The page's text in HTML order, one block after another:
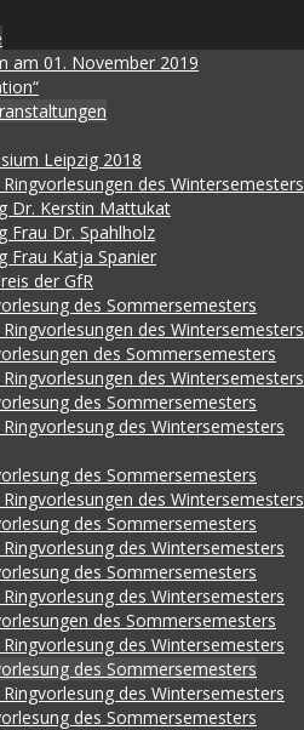
am 01. November 2019
Leipzig 2018
des Wintersemesters
Dr. Kerstin Mattukat
Frau Dr. Spahlholz
Frau Katja Spanier
der GfR
des Sommersemesters
des Wintersemesters
des Sommersemesters
des Wintersemesters
des Sommersemesters
des Wintersemesters
des Sommersemesters
des Wintersemesters
des Sommersemesters
des Wintersemesters
des Sommersemesters
des Wintersemesters
des Sommersemesters
des Wintersemesters
des Sommersemesters
des Wintersemesters
des Sommersemesters